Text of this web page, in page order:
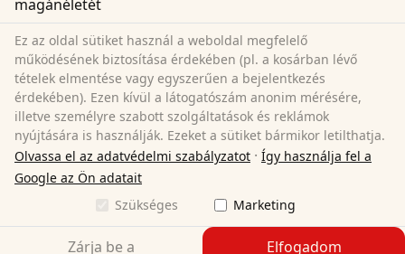
Általános szerződési feltételek (üzleti ügyfelek)
Adatvédelem
Sütik
Lemondási szabályzat
Impresszum
A szerződés visszavonása
Sleezzz GmbH
Grebbener Str. 7
Németország
magánéletét
Ez az oldal sütiket használ a weboldal megfelelő
működésének biztosítása érdekében (pl. a kosárban lévő
tételek elmentése vagy egyszerűen a bejelentkezés
érdekében). Ezen kívül a látogatószám anonim mérésére,
illetve személyre szabott szolgáltatások és reklámok
nyújtására is használják. Ezeket a sütiket bármikor letilthatja.
Olvassa el az adatvédelmi szabályzatot · Így használja fel a
Google az Ön adatait
Szükséges
Marketing
Zárja be a Elfogadom